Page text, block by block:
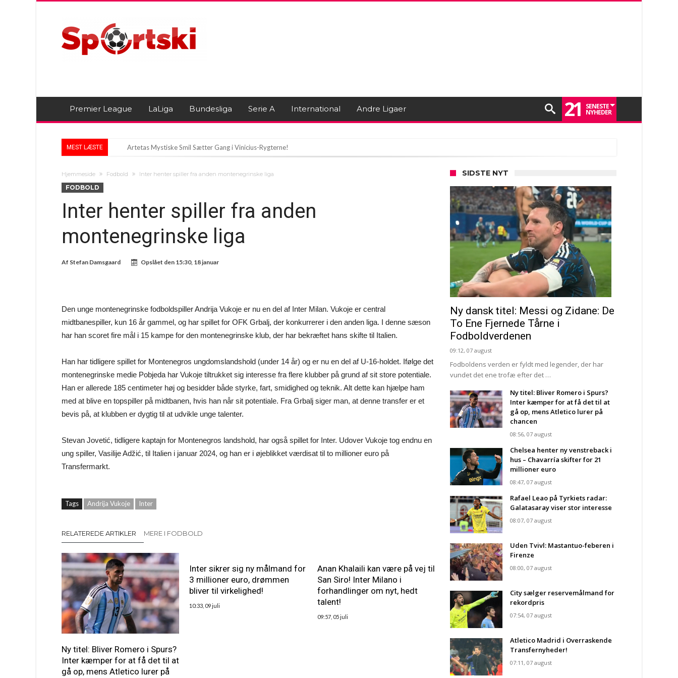
Premier League LaLiga Bundesliga Serie A International Andre Ligaer 21 SENESTE
NYHEDER
MEST LÆSTE Artetas Mystiske Smil Sætter Gang i Vinicius-Rygterne!
Hjemmeside Fodbold Inter henter spiller fra anden montenegrinske liga
FODBOLD
Inter henter spiller fra anden
montenegrinske liga
Af Stefan Damsgaard Opslået den 15:30, 18 januar
Den unge montenegrinske fodboldspiller Andrija Vukoje er nu en del af Inter Milan. Vukoje er central
midtbanespiller, kun 16 år gammel, og har spillet for OFK Grbalj, der konkurrerer i den anden liga. I denne sæson
har han scoret fire mål i 15 kampe for den montenegrinske klub, der har bekræftet hans skifte til Italien.
Han har tidligere spillet for Montenegros ungdomslandshold (under 14 år) og er nu en del af U-16-holdet. Ifølge det
montenegrinske medie Pobjeda har Vukoje tiltrukket sig interesse fra flere klubber på grund af sit store potentiale.
Han er allerede 185 centimeter høj og besidder både styrke, fart, smidighed og teknik. Alt dette kan hjælpe ham
med at blive en topspiller på midtbanen, hvis han når sit potentiale. Fra Grbalj siger man, at denne transfer er et
bevis på, at klubben er dygtig til at udvikle unge talenter.
Stevan Jovetić, tidligere kaptajn for Montenegros landshold, har også spillet for Inter. Udover Vukoje tog endnu en
ung spiller, Vasilije Adžić, til Italien i januar 2024, og han er i øjeblikket værdisat til to millioner euro på
Transfermarkt.
Tags Andrija Vukoje Inter
RELATEREDE ARTIKLER MERE I FODBOLD
Ny titel: Bliver Romero i Spurs?
Inter kæmper for at få det til at
gå op, mens Atletico lurer på
Inter sikrer sig ny målmand for
3 millioner euro, drømmen
bliver til virkelighed!
10:33, 09 juli
Anan Khalaili kan være på vej til
San Siro! Inter Milano i
forhandlinger om nyt, hedt
talent!
09:57, 05 juli
SIDSTE NYT
Ny dansk titel: Messi og Zidane: De
To Ene Fjernede Tårne i
Fodboldverdenen
09:12, 07 august
Fodboldens verden er fyldt med legender, der har
vundet det ene trofæ efter det …
Ny titel: Bliver Romero i Spurs?
Inter kæmper for at få det til at
gå op, mens Atletico lurer på
chancen
08:56, 07 august
Chelsea henter ny venstreback i
hus – Chavarría skifter for 21
millioner euro
08:47, 07 august
Rafael Leao på Tyrkiets radar:
Galatasaray viser stor interesse
08:07, 07 august
Uden Tvivl: Mastantuo-feberen i
Firenze
08:00, 07 august
City sælger reservemålmand for
rekordpris
07:54, 07 august
Atletico Madrid i Overraskende
Transfernyheder!
07:11, 07 august